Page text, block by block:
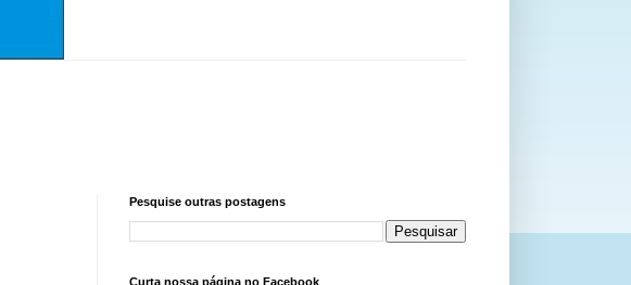
Pesquise outras postagens
Curta nossa página no Facebook